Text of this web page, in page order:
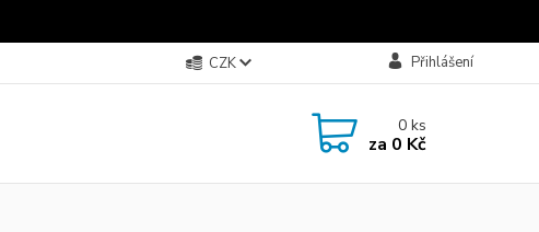
CZK Přihlášení
0ks
za 0 Kč